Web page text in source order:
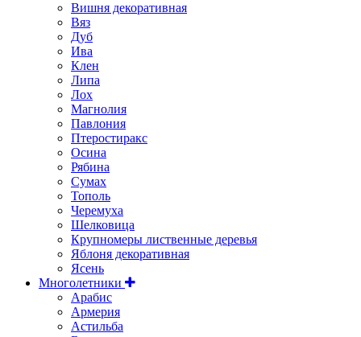
Вишня декоративная
Вяз
Дуб
Ива
Клен
Липа
Лох
Магнолия
Павлония
Птеростиракс
Осина
Рябина
Сумах
Тополь
Черемуха
Шелковица
Крупномеры лиственные деревья
Яблоня декоративная
Ясень
Многолетники
Арабис
Армерия
Астильбa